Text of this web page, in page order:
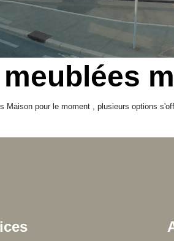
Maison pour le moment , plusieurs options